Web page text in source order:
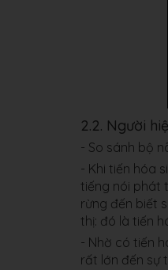
2.2. Người
- So sánh bộ
- Khi tiến hóa
tiếng nói phát
rừng đến biết
thị: đó là tiến
- Nhờ có tiến
rất lớn đến sự